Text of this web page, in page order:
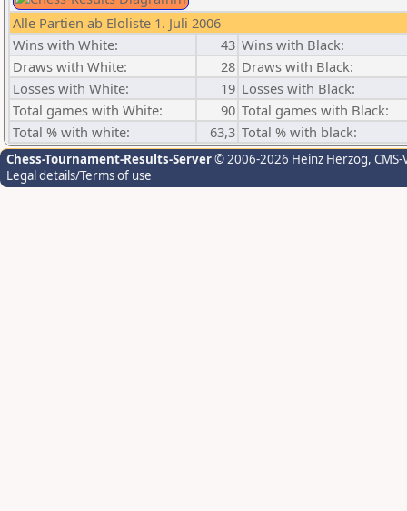
Alle Partien ab Eloliste 1. Juli 2006
Wins with White:
43 Wins with Black:
Draws with White:
28 Draws with Black:
Losses with White:
19 Losses with Black:
Total games with White:
90 Total games with Black:
Total % with white:
63,3 Total % with black:
Chess-Tournament-Results-Server© 2006-2026 Heinz Herzog,
Legal details/Terms of use